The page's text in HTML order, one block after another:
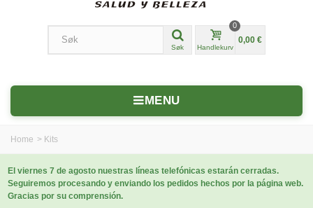
Søk Handlekurv
0
0,00 €
MENU
Home > Kits
El viernes 7 de agosto nuestras líneas telefónicas estarán cerradas.
Seguiremos procesando y enviando los pedidos hechos por la página web.
Gracias por su comprensión.